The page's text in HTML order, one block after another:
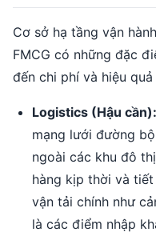
Cơ sở hạ tầng vận
FMCG có những đặc
đến chi phí và hiệu
Logistics (Hậu cần):
mạng lưới đường
ngoài các khu đô
hàng kịp thời và
vận tải chính như
là các điểm nhập